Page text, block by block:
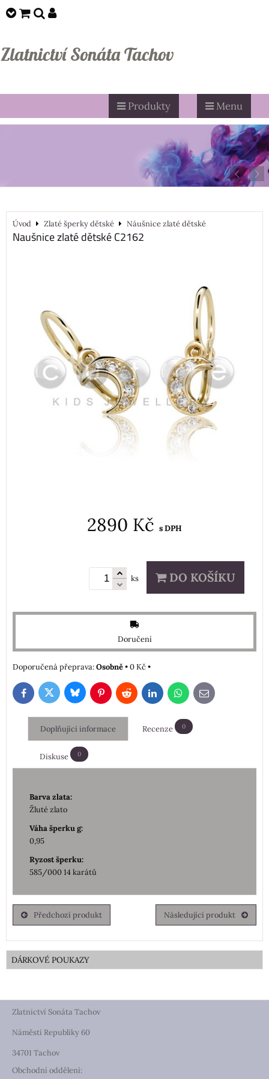
Zlatnictví Sonáta Tachov
Produkty Menu
Úvod Zlaté šperky dětské Náušnice zlaté dětské
Naušnice zlaté dětské C2162
2890 Kč s DPH
ks DO KOŠÍKU
Doručení
Osobně•0 Kč•
FacebookTwitterBlueskyPinterestRedditLinkedInWhatsApp
E-
mail
Doplňující informace Recenze 0
Diskuse 0
Barva zlata:
Žluté zlato
Váha šperku g:
0,95
Ryzost šperku:
585/000 14 karátů
Předchozí produkt Následující produkt
DÁRKOVÉ POUKAZY
Zlatnictví Sonáta Tachov
Náměstí Republiky 60
34701 Tachov
Obchodní oddělení: